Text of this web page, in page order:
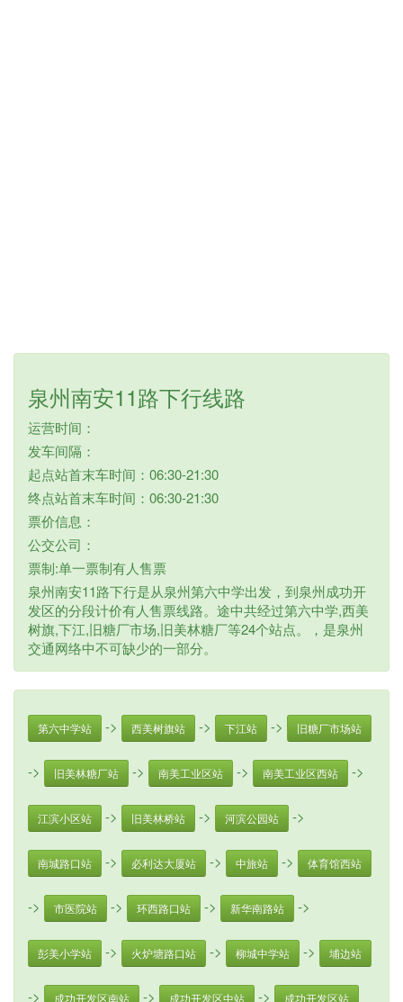
泉州南安11路下行线路
运营时间：
发车间隔：
起点站首末车时间：06:30-21:30
终点站首末车时间：06:30-21:30
票价信息：
公交公司：
票制:单一票制有人售票
泉州南安11路下行是从泉州第六中学出发，到泉州成功开
发区的分段计价有人售票线路。途中共经过第六中学,西美
树旗,下江,旧糖厂市场,旧美林糖厂等24个站点。，是泉州
交通网络中不可缺少的一部分。
第六中学站 -> 西美树旗站 -> 下江站 -> 旧糖厂市场站
-> 旧美林糖厂站 -> 南美工业区站 -> 南美工业区西站 ->
江滨小区站 -> 旧美林桥站 -> 河滨公园站 ->
南城路口站 -> 必利达大厦站 -> 中旅站 -> 体育馆西站
-> 市医院站 -> 环西路口站 -> 新华南路站 ->
彭美小学站 -> 火炉塘路口站 -> 柳城中学站 -> 埔边站
-> 成功开发区南站 -> 成功开发区中站 -> 成功开发区站